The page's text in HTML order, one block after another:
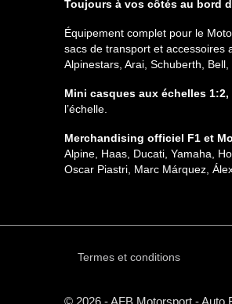
Toujours à vos côtés au bord
Équipement complet pour le
sacs de transport et accessoires
Alpinestars, Arai, Schuberth,
Mini casques aux échelles 1:2,
l’échelle.
Merchandising officiel F1 et
Alpine, Haas, Ducati, Yamaha,
Oscar Piastri, Marc Márquez,
Termes et conditions